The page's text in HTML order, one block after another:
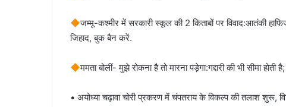
जम्मू-कश्मीर में सरकारी स्कूल की 2 किताबों पर विवाद:आतंकी
जिहाद, बुक बैन करें.
ममता बोलीं- मुझे रोकना है तो मारना पड़ेगा:गद्दारी की भी सीमा
• अयोध्या चढ़ावा चोरी प्रकरण में चंपतराय के विकल्प की तलाश शुरू,